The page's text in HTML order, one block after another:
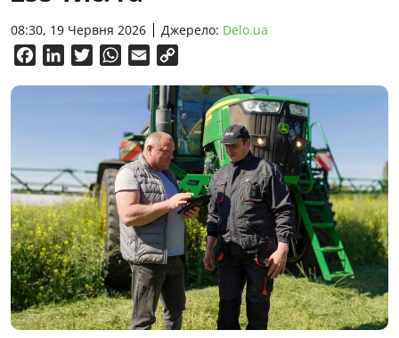
08:30, 19 Червня 2026 Джерело: Delo.ua
FacebookLinkedInTwitterWhatsApp
Email